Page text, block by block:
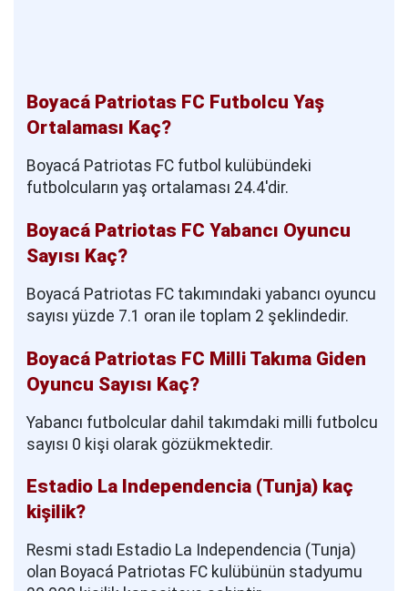
Boyacá Patriotas FC Futbolcu Yaş
Ortalaması Kaç?
Boyacá Patriotas FC futbol kulübündeki
futbolcuların yaş ortalaması 24.4'dir.
Boyacá Patriotas FC Yabancı Oyuncu
Sayısı Kaç?
Boyacá Patriotas FC takımındaki yabancı oyuncu
sayısı yüzde 7.1 oran ile toplam 2 şeklindedir.
Boyacá Patriotas FC Milli Takıma Giden
Oyuncu Sayısı Kaç?
Yabancı futbolcular dahil takımdaki milli futbolcu
sayısı 0 kişi olarak gözükmektedir.
Estadio La Independencia (Tunja) kaç
kişilik?
Resmi stadı Estadio La Independencia (Tunja)
olan Boyacá Patriotas FC kulübünün stadyumu